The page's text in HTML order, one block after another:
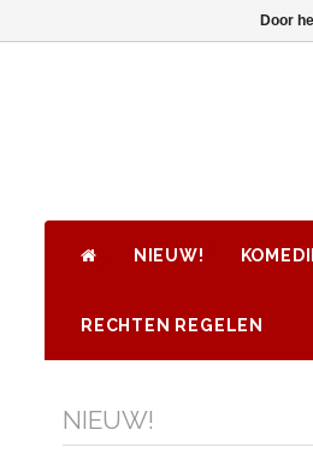
NIEUW!
RECHTEN REGELEN
NIEUW!
Door